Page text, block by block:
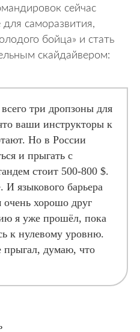
сейчас
саморазвития,
бойца» и стать
скайдайвером:
три дропзоны для
ваши инструкторы к
Но в России
и прыгать с
стоит 500-800 $.
языкового барьера
хорошо друг
я уже прошёл, пока
к нулевому уровню.
думаю, что